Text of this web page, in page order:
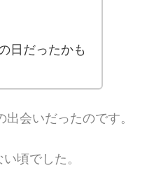
日だったかも
会いだったのです。
頃でした。